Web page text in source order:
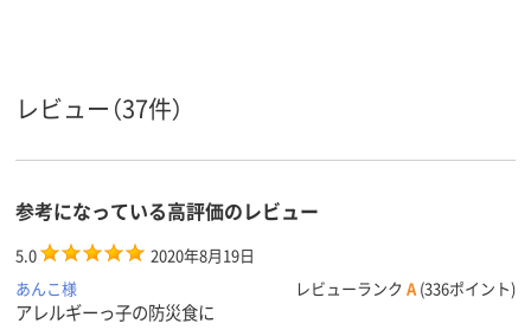
レビュー（37件）
参考になっている高評価のレビュー
5.0
2020年8月19日
あんこ様
レビューランク A (336ポイント)
アレルギーっ子の防災食に